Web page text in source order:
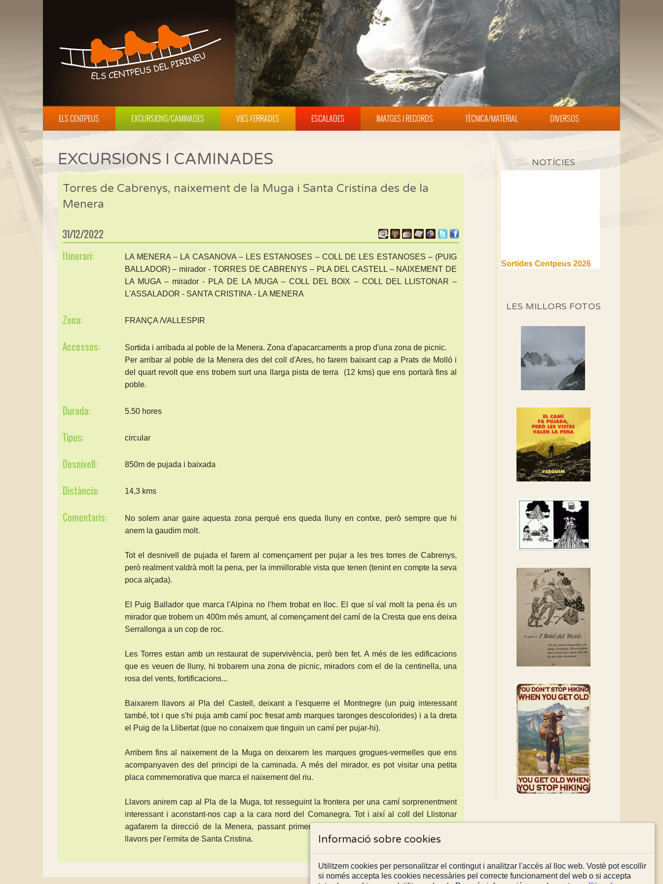
ELS CENTPEUS EXCURSIONS/CAMINADES VIES FERRADES ESCALADES IMATGES I RECORDS TÈCNICA/MATERIAL DIVERSOS
EXCURSIONS I CAMINADES
Torres de Cabrenys, naixement de la Muga i Santa Cristina des de la
Menera
31/12/2022
Itinerari:
LA MENERA – LA CASANOVA – LES ESTANOSES – COLL DE LES ESTANOSES – (PUIG
BALLADOR) – mirador - TORRES DE CABRENYS – PLA DEL CASTELL – NAIXEMENT DE
LA MUGA – mirador - PLA DE LA MUGA – COLL DEL BOIX – COLL DEL LLISTONAR –
L'ASSALADOR - SANTA CRISTINA - LA MENERA
Zona: FRANÇA /VALLESPIR
Accessos:
Sortida i arribada al poble de la Menera. Zona d'apacarcaments a prop d'una zona de picnic.
Per arribar al poble de la Menera des del coll d'Ares, ho farem baixant cap a Prats de Molló i
del quart revolt que ens trobem surt una llarga pista de terra (12 kms) que ens portarà fins al
poble.
Durada: 5.50 hores
Tipus: circular
Desnivell: 850m de pujada i baixada
Distància: 14,3 kms
Comentaris:
No solem anar gaire aquesta zona perquè ens queda lluny en contxe, però sempre que hi
anem la gaudim molt.
Tot el desnivell de pujada el farem al començament per pujar a les tres torres de Cabrenys,
però realment valdrà molt la pena, per la immillorable vista que tenen (tenint en compte la seva
poca alçada).
El Puig Ballador que marca l'Alpina no l'hem trobat en lloc. El que sí val molt la pena és un
mirador que trobem un 400m més amunt, al començament del camí de la Cresta que ens deixa
Serrallonga a un cop de roc.
Les Torres estan amb un restaurat de supervivència, però ben fet. A més de les edificacions
que es veuen de lluny, hi trobarem una zona de picnic, miradors com el de la centinella, una
rosa del vents, fortificacions...
Baixarem llavors al Pla del Castell, deixant a l'esquerre el Montnegre (un puig interessant
també, tot i que s'hi puja amb camí poc fresat amb marques taronges descolorides) i a la dreta
el Puig de la Llibertat (que no conaixem que tinguin un camí per pujar-hi).
Arribem fins al naixement de la Muga on deixarem les marques grogues-vermelles que ens
acompanyaven des del principi de la caminada. A més del mirador, es pot visitar una petita
placa commemorativa que marca el naixement del riu.
Llavors anirem cap al Pla de la Muga, tot resseguint la frontera per una camí sorprenentment
interessant i aconstant-nos cap a la cara nord del Comanegra. Tot i així al coll del Llistonar
agafarem la direcció de la Menera, passant primer per una casa anomenada l'Assalador i
llavors per l'ermita de Santa Cristina.
NOTÍCIES
(1a part)
Si no podem caminar,
Els Centpeus signen el
Manifest a favor dels
manifest!
Rebem un diploma dels
Amics de Sant Aniol
d'Aguja
Els Centpeus estem
recuperació del refugi i de
l'entorn de Sant Aniol
LES MILLORS FOTOS
Informació sobre cookies
Utilitzem cookies per personalitzar el contingut i analitzar l'accés al lloc web. Vostè pot escollir
si només accepta les cookies necessàries pel correcte funcionament del web o si accepta